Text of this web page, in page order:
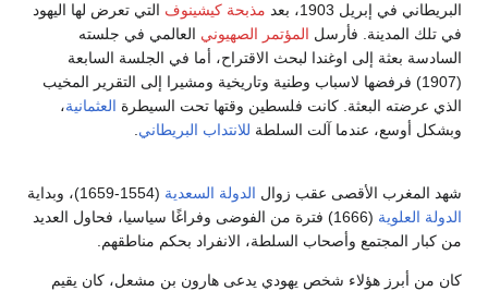
في إبريل 1903، بعد
مذبحة كيشينوفالتي تعرض لها اليهود
تلك المدينة. فأرسل المؤتمر الصهيونيالعالمي في جلسته
بعثة إلى اوغندا لبحث الاقتراح، أما في الجلسة السابعة
(1907) فرفضها لاسباب وطنية وتاريخية ومشيرا إلى التقرير المخيب
عرضته البعثة. كانت فلسطين وقتها تحت السيطرةالعثمانية،
أوسع، عندما آلت السلطةللانتداب البريطاني.
المغرب الأقصى عقب زوال الدولة السعدية(1554-1659)، وبداية
العلوية
(1666) فترة من الفوضى وفراغًا سياسيا، فحاول العديد
كبار المجتمع وأصحاب السلطة، الانفراد بحكم مناطقهم.
من أبرز هؤلاء شخص يهودي يدعى هارون بن مشعل، كان يقيم